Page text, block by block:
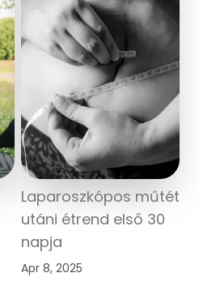
Laparoszkópos műtét
utáni étrend első 30
napja
Apr 8, 2025